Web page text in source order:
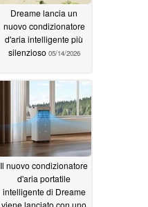
Dreame lancia un
nuovo condizionatore
d'aria intelligente più
silenzioso 05/14/2026
Il nuovo condizionatore
d'aria portatile
intelligente di Dreame
viene lanciato con uno